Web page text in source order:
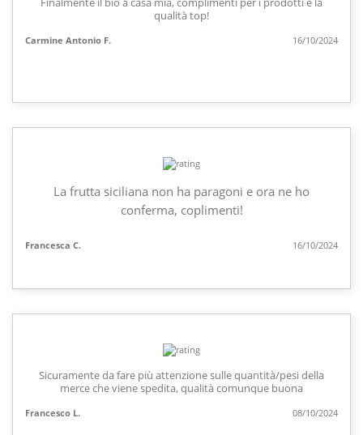
qualità top!
Carmine Antonio F. 16/10/2024
La frutta siciliana non ha paragoni e ora ne ho
conferma, coplimenti!
Francesca C. 16/10/2024
Sicuramente da fare più attenzione sulle quantità/pesi della
merce che viene spedita, qualità comunque buona
Francesco L. 08/10/2024